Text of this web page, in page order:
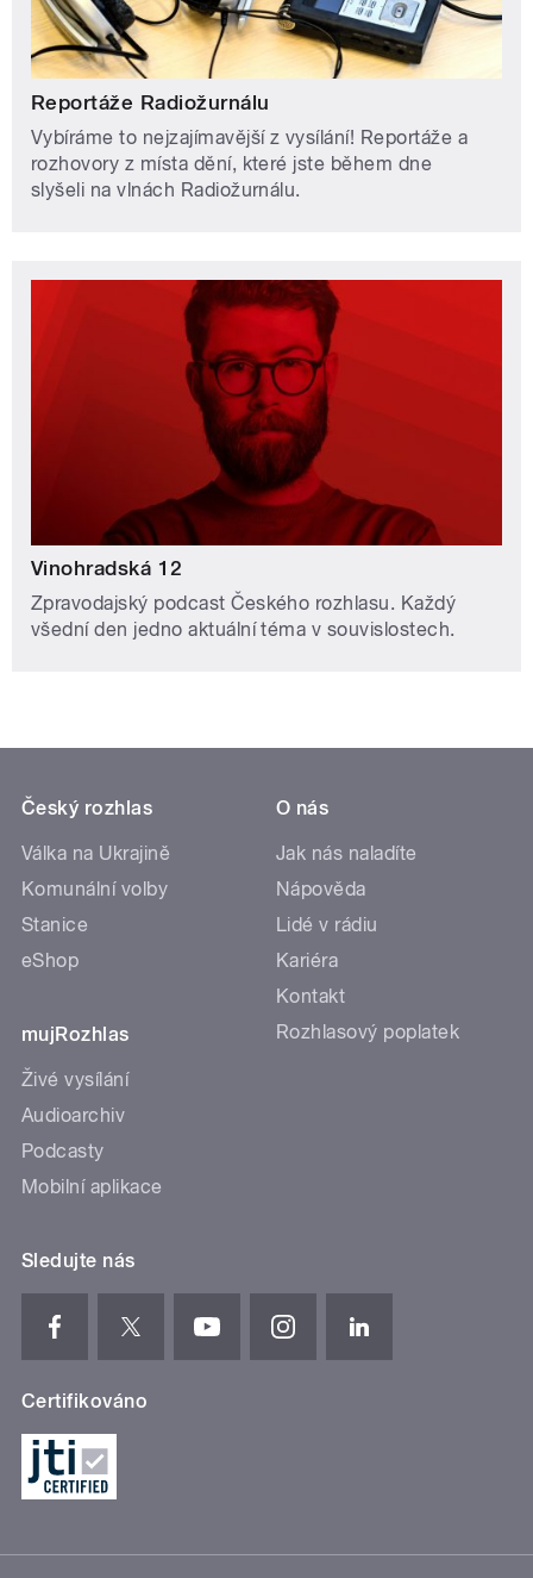
Reportáže Radiožurnálu
Vybíráme to nejzajímavější z vysílání! Reportáže a
rozhovory z místa dění, které jste během dne
slyšeli na vlnách Radiožurnálu.
Vinohradská 12
Zpravodajský podcast Českého rozhlasu. Každý
všední den jedno aktuální téma v souvislostech.
Český rozhlas
Válka na Ukrajině
Komunální volby
Stanice
eShop
mujRozhlas
Živé vysílání
Audioarchiv
Podcasty
Mobilní aplikace
O nás
Jak nás naladíte
Nápověda
Lidé v rádiu
Kariéra
Kontakt
Rozhlasový poplatek
Sledujte nás
Certifikováno